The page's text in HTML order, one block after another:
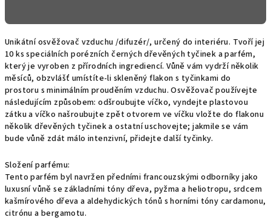
Unikátní osvěžovač vzduchu /difuzér/, určený do interiéru. Tvoří jej
10 ks speciálních porézních černých dřevěných tyčinek a parfém,
který je vyroben z přírodních ingrediencí. Vůně vám vydrží několik
měsíců, obzvlášť umístíte-li skleněný flakon s tyčinkami do
prostoru s minimálním prouděním vzduchu. Osvěžovač používejte
následujícím způsobem: odšroubujte víčko, vyndejte plastovou
zátku a víčko našroubujte zpět otvorem ve víčku vložte do flakonu
několik dřevěných tyčinek a ostatní uschovejte; jakmile se vám
bude vůně zdát málo intenzivní, přidejte další tyčinky.
Složení parfému:
Tento parfém byl navržen předními francouzskými odborníky jako
luxusní vůně se základními tóny dřeva, pyžma a heliotropu, srdcem
kašmírového dřeva a aldehydických tónů s horními tóny cardamonu,
citrónu a bergamotu.